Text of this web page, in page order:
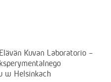
Kuvan Laboratorio –
w Helsinkach